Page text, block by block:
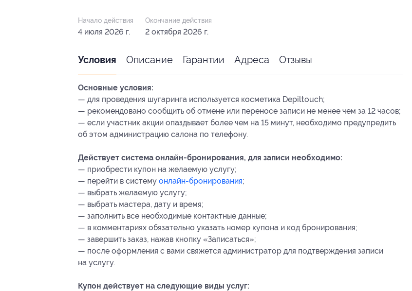
Начало действия
4 июля 2026 г.
Окончание действия
2 октября 2026 г.
Условия Описание Гарантии Адреса Отзывы
Основные условия:
— для проведения шугаринга используется косметика Depiltouch;
— рекомендовано сообщить об отмене или переносе записи не менее чем за 12 часов;
— если участник акции опаздывает более чем на 15 минут, необходимо предупредить
об этом администрацию салона по телефону.
Действует система онлайн-бронирования, для записи необходимо:
— приобрести купон на желаемую услугу;
— перейти в систему онлайн-бронирования;
— выбрать желаемую услугу;
— выбрать мастера, дату и время;
— заполнить все необходимые контактные данные;
— в комментариях обязательно указать номер купона и код бронирования;
— завершить заказ, нажав кнопку «Записаться»;
— после оформления с вами свяжется администратор для подтверждения записи
на услугу.
Купон действует на следующие виды услуг: